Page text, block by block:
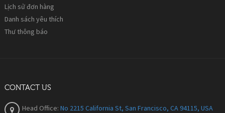
Lịch sử đơn hàng
Danh sách yêu thích
Thư thông báo
CONTACT US
Head Office: No 2215 California St, San Francisco, CA 94115, USA